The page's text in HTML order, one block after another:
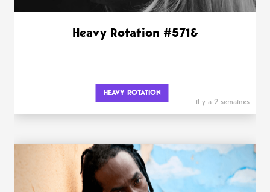
Heavy Rotation #571&
HEAVY ROTATION
il y a 2 semaines